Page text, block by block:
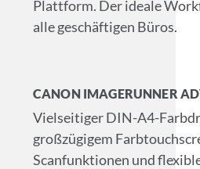
Plattform. Der ideale
alle geschäftigen Büros.
CANON IMAGERUNNER
Vielseitiger DIN-A4-
großzügigem
Scanfunktionen und